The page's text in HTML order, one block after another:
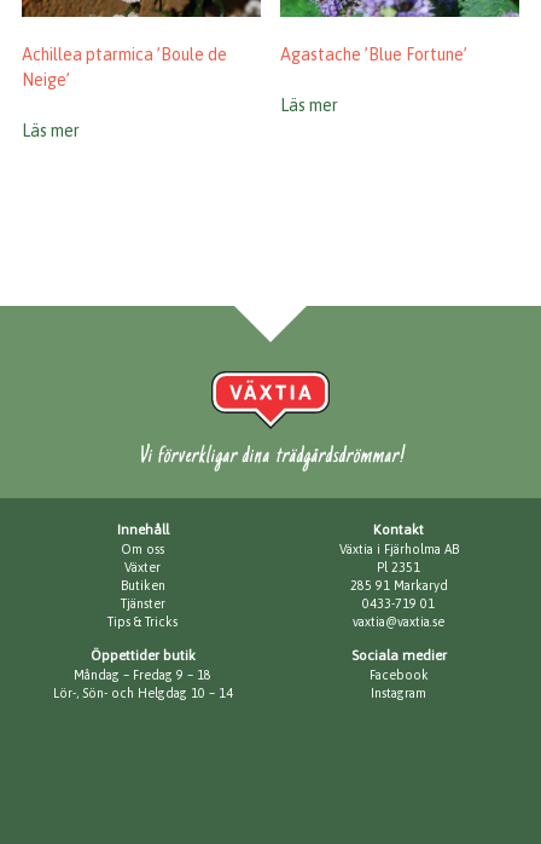
Achillea ptarmica ’Boule de
Neige’
Läs mer
Agastache ’Blue Fortune’
Läs mer
Vi förverkligar dina trädgårdsdrömmar!
Innehåll
Om oss
Växter
Butiken
Tjänster
Tips & Tricks
Kontakt
Växtia i Fjärholma AB
Pl 2351
285 91 Markaryd
0433-719 01
vaxtia@vaxtia.se
Öppettider butik
Måndag – Fredag 9 – 18
Lör-, Sön- och Helgdag 10 – 14
Sociala medier
Facebook
Instagram